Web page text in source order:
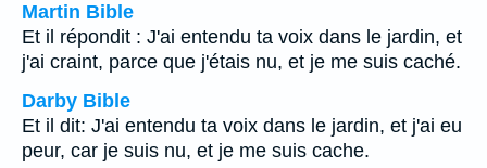
Martin Bible
Et il répondit : J'ai entendu ta voix dans le jardin, et
j'ai craint, parce que j'étais nu, et je me suis caché.
Darby Bible
Et il dit: J'ai entendu ta voix dans le jardin, et j'ai eu
peur, car je suis nu, et je me suis cache.